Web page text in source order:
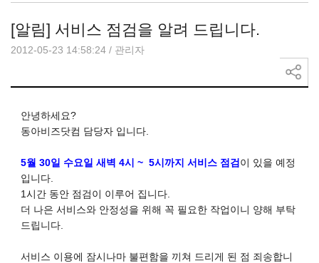
[알림] 서비스 점검을 알려 드립니다.
2012-05-23 14:58:24 / 관리자
안녕하세요?
동아비즈닷컴 담당자 입니다.
5월 30일 수요일 새벽 4시 ~ 5시까지 서비스 점검이 있을 예정
입니다.
1시간 동안 점검이 이루어 집니다.
더 나은 서비스와 안정성을 위해 꼭 필요한 작업이니 양해 부탁
드립니다.
서비스 이용에 잠시나마 불편함을 끼쳐 드리게 된 점 죄송합니